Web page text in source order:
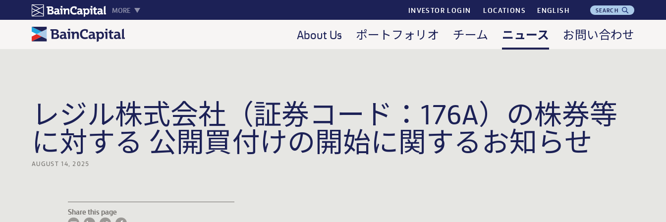
MORE INVESTOR LOGIN LOCATIONS ENGLISH SEARCH
About Us ポートフォリオ チーム ニュース お問い合わせ
レジル株式会社（証券コード：176A）の株券等
に対する 公開買付けの開始に関するお知らせ
AUGUST 14, 2025
Share this page